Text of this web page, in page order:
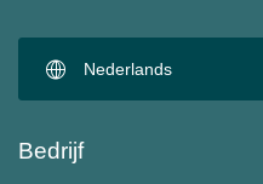
Nederlands
Bedrijf